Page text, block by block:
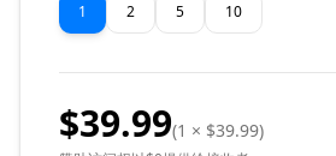
1 2 5 10
$39.99(1 × $39.99)